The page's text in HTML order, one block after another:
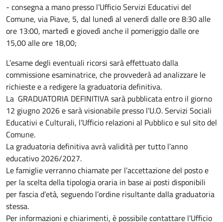
- consegna a mano presso l’Ufficio Servizi Educativi del
Comune, via Piave, 5, dal lunedì al venerdì dalle ore 8:30 alle
ore 13:00, martedì e giovedì anche il pomeriggio dalle ore
15,00 alle ore 18,00;
L’esame degli eventuali ricorsi sarà effettuato dalla
commissione esaminatrice, che provvederà ad analizzare le
richieste e a redigere la graduatoria definitiva.
La GRADUATORIA DEFINITIVA sarà pubblicata entro il giorno
12 giugno 2026 e sarà visionabile presso l’U.O. Servizi Sociali
Educativi e Culturali, l’Ufficio relazioni al Pubblico e sul sito del
Comune.
La graduatoria definitiva avrà validità per tutto l’anno
educativo 2026/2027.
Le famiglie verranno chiamate per l’accettazione del posto e
per la scelta della tipologia oraria in base ai posti disponibili
per fascia d’età, seguendo l’ordine risultante dalla graduatoria
stessa.
Per informazioni e chiarimenti, è possibile contattare l’Ufficio